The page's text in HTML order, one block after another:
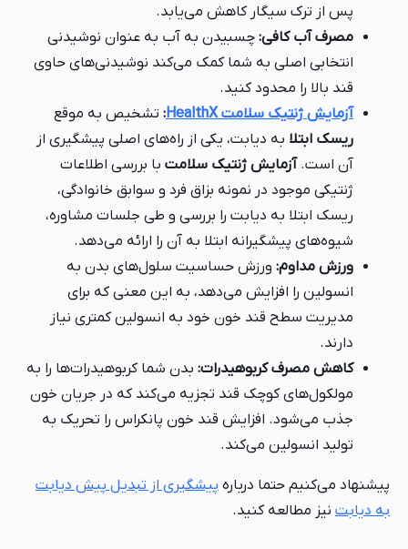
پس از ترک سیگار کاهش می‌یابد.
مصرف آب کافی: چسبیدن به آب به عنوان نوشیدنی
انتخابی اصلی به شما کمک می‌کند نوشیدنی‌های حاوی
قند بالا را محدود کنید.
آزمایش ژنتیک سلامت HealthX
: تشخیص به موقع
ریسک ابتلا به دیابت، یکی از راه‌های اصلی پیشگیری از
آن است.آزمایش ژنتیک سلامت با بررسی اطلاعات
ژنتیکی موجود در نمونه بزاق فرد و سوابق خانوادگی،
ریسک ابتلا به دیابت را بررسی و طی جلسات مشاوره،
شیوه‌های پیشگیرانه ابتلا به آن را ارائه می‌دهد.
ورزش مداوم: ورزش حساسیت سلول‌های بدن به
انسولین را افزایش می‌دهد، به این معنی که برای
مدیریت سطح قند خون خود به انسولین کمتری نیاز
دارند.
کاهش مصرف کربوهیدرات: بدن شما کربوهیدرات‌ها را به
مولکول‌های کوچک قند تجزیه می‌کند که در جریان خون
جذب می‌شود. افزایش قند خون پانکراس را تحریک به
تولید انسولین می‌کند.
پیشنهاد می‌کنیم حتما درباره پیشگیری از تبدیل پیش دیابت
به دیابت نیز مطالعه کنید.